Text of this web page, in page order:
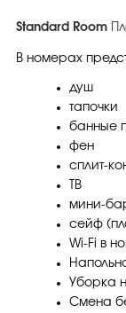
Standard Room
В номерах
душ
тапочки
банные
фен
сплит-
ТВ
мини-
сейф
Wi-Fi в
Уборка
Смена